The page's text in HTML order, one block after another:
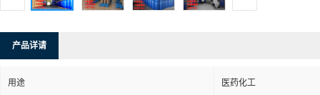
产品详请
用途 医药化工